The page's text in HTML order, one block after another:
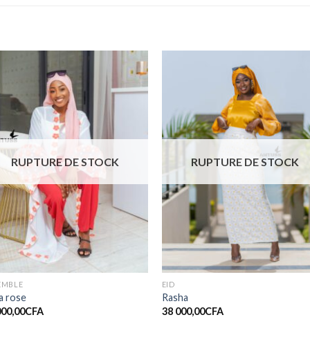
RUPTURE DE STOCK
rose
CFA
RUPTURE DE STOCK
EID
Rasha
38 000,00CFA